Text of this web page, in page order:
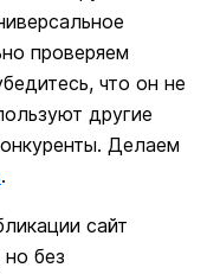
проверяем
что он не
другие
Делаем
.
сайт
без